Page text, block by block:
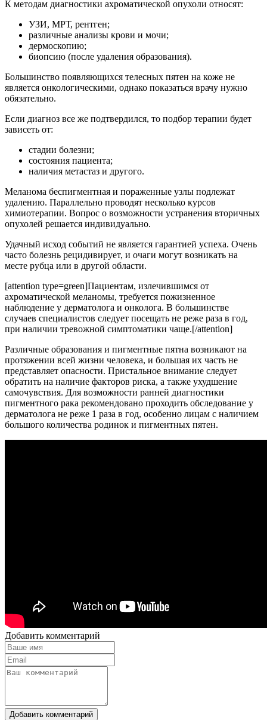
К методам диагностики ахроматической опухоли относят:
УЗИ, МРТ, рентген;
различные анализы крови и мочи;
дермоскопию;
биопсию (после удаления образования).
Большинство появляющихся телесных пятен на коже не
является онкологическими, однако показаться врачу нужно
обязательно.
Если диагноз все же подтвердился, то подбор терапии будет
зависеть от:
стадии болезни;
состояния пациента;
наличия метастаз и другого.
Меланома беспигментная и пораженные узлы подлежат
удалению. Параллельно проводят несколько курсов
химиотерапии. Вопрос о возможности устранения вторичных
опухолей решается индивидуально.
Удачный исход событий не является гарантией успеха. Очень
часто болезнь рецидивирует, и очаги могут возникать на
месте рубца или в другой области.
[attention type=green]Пациентам, излечившимся от
ахроматической меланомы, требуется пожизненное
наблюдение у дерматолога и онколога. В большинстве
случаев специалистов следует посещать не реже раза в год,
при наличии тревожной симптоматики чаще.[/attention]
Различные образования и пигментные пятна возникают на
протяжении всей жизни человека, и большая их часть не
представляет опасности. Пристальное внимание следует
обратить на наличие факторов риска, а также ухудшение
самочувствия. Для возможности ранней диагностики
пигментного рака рекомендовано проходить обследование у
дерматолога не реже 1 раза в год, особенно лицам с наличием
большого количества родинок и пигментных пятен.
Добавить комментарий
Добавить комментарий